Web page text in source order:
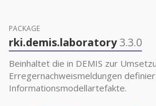
FHIRPath
PACKAGE
rki.demis.laboratory3.3.0
Beinhaltet die in DEMIS zur
Erregernachweismeldungen
Informationsmodellartefakte.